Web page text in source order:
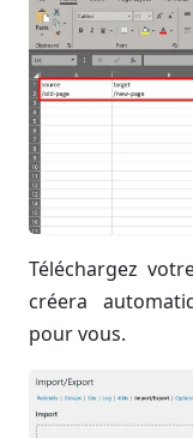
Téléchargez
créera
pour vous.